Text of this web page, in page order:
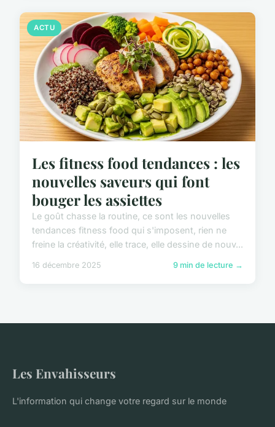
ACTU
Les fitness food tendances : les
nouvelles saveurs qui font
bouger les assiettes
Le goût chasse la routine, ce sont les nouvelles
tendances fitness food qui s'imposent, rien ne
freine la créativité, elle trace, elle dessine de nouv...
16 décembre 2025 9 min de lecture →
Les Envahisseurs
L'information qui change votre regard sur le monde